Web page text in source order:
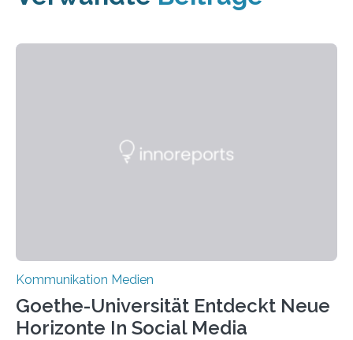
Kommunikation Medien
Goethe-Universität Entdeckt Neue
Horizonte In Social Media